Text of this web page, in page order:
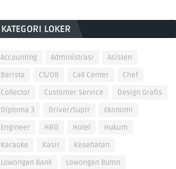
KATEGORI LOKER
Accounting Administrasi
Asisten
Barista
CS/OB Call Center
Chef
Collector
Customer Service
Design Grafis
Diploma 3
Driver/Supir
Ekonomi
Engineer
HRD Hotel
Hukum
Karaoke
Kasir
Kesehatan
Lowongan Bank
Lowongan Bumn